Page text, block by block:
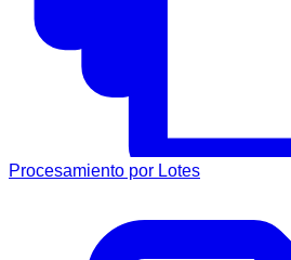
Procesamiento por Lotes